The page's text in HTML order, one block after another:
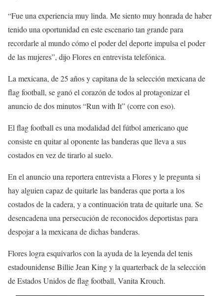
“Fue una experiencia muy linda. Me siento muy honrada de haber
tenido una oportunidad en este escenario tan grande para
recordarle al mundo cómo el poder del deporte impulsa el poder
de las mujeres”, dijo Flores en entrevista telefónica.
La mexicana, de 25 años y capitana de la selección mexicana de
flag football, se ganó el corazón de todos al protagonizar el
anuncio de dos minutos “Run with It” (corre con eso).
El flag football es una modalidad del fútbol americano que
consiste en quitar al oponente las banderas que lleva a sus
costados en vez de tirarlo al suelo.
En el anuncio una reportera entrevista a Flores y le pregunta si
hay alguien capaz de quitarle las banderas que porta a los
costados de la cadera, y a continuación trata de quitarle una. Se
desencadena una persecución de reconocidos deportistas para
despojar a la mexicana de dichas banderas.
Flores logra esquivarlos con la ayuda de la leyenda del tenis
estadounidense Billie Jean King y la quarterback de la selección
de Estados Unidos de flag football, Vanita Krouch.